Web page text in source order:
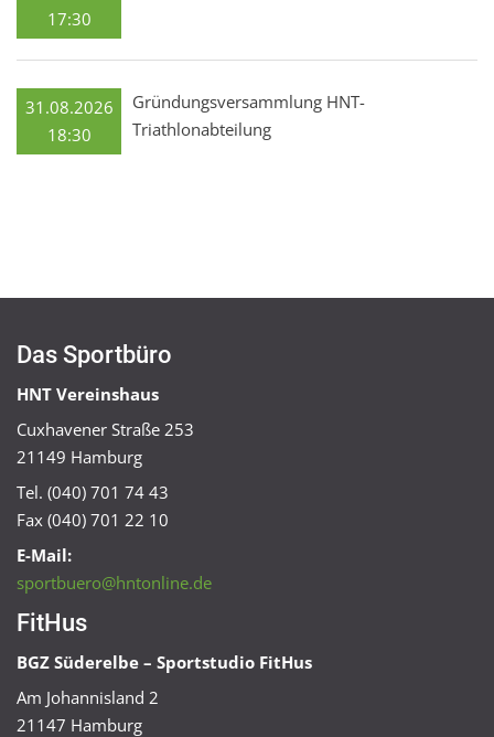
17:30
31.08.2026
18:30
Gründungsversammlung HNT-
Triathlonabteilung
Das Sportbüro
HNT Vereinshaus
Cuxhavener Straße 253
21149 Hamburg
Tel. (040) 701 74 43
Fax (040) 701 22 10
E-Mail:
sportbuero@hntonline.de
FitHus
BGZ Süderelbe – Sportstudio FitHus
Am Johannisland 2
21147 Hamburg